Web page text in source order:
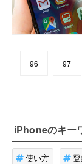
96 97
iPhoneのキー
使い方